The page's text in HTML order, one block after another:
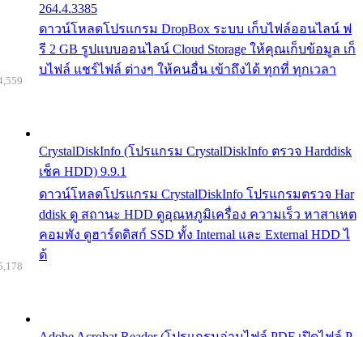
264.4.3385
ดาวน์โหลดโปรแกรม DropBox ระบบ เก็บไฟล์ออนไลน์ ฟ
รี 2 GB รูปแบบออนไลน์ Cloud Storage ให้คุณเก็บข้อมูล เก็
บไฟล์ แชร์ไฟล์ ต่างๆ ให้คนอื่น เข้าถึงได้ ทุกที่ ทุกเวลา
CrystalDiskInfo (โปรแกรม CrystalDiskInfo ตรวจ Harddisk
เช็ค HDD) 9.9.1
ดาวน์โหลดโปรแกรม CrystalDiskInfo โปรแกรมตรวจ Har
ddisk ดู สถานะ HDD ดูอุณหภูมิเครื่อง ความเร็ว หาสาเหต
คอมพัง ดูฮาร์ดดิสก์ SSD ทั้ง Internal และ External HDD ไ
ด้